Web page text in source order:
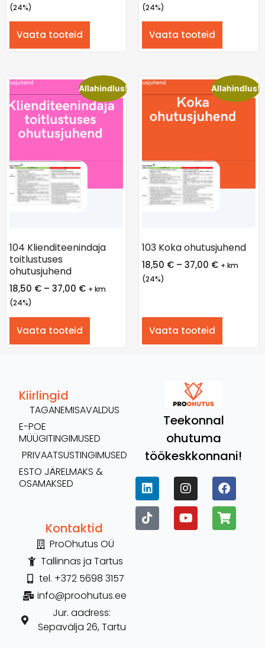
(24%)
Vaata tooteid
(24%)
Vaata tooteid
Allahindlus!
104 Klienditeenindaja
toitlustuses
ohutusjuhend
18,50 € – 37,00 € + km
(24%)
Vaata tooteid
Allahindlus!
103 Koka ohutusjuhend
18,50 € – 37,00 € + km
(24%)
Vaata tooteid
Teekonnal
ohutuma
töökeskkonnani!
Kontaktid
ProOhutus OÜ
Tallinnas ja Tartus
tel. +372 5698 3157
info@proohutus.ee
Jur. aadress:
Sepavälja 26, Tartu
Kiirlingid
TAGANEMISAVALDUS
E-POE
MÜÜGITINGIMUSED
PRIVAATSUSTINGIMUSED
ESTO JÄRELMAKS &
OSAMAKSED